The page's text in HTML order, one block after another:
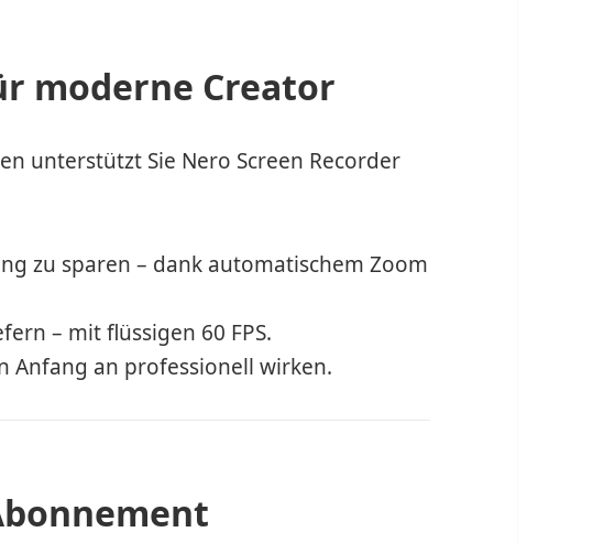
moderne Creator
unterstützt Sie Nero Screen Recorder
zu sparen – dank automatischem Zoom
– mit flüssigen 60 FPS.
Anfang an professionell wirken.